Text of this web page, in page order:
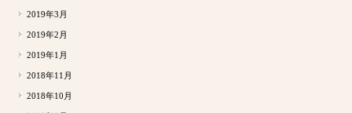
2019年3月
2019年2月
2019年1月
2018年11月
2018年10月